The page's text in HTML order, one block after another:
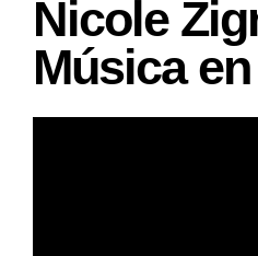
Nicole
Música